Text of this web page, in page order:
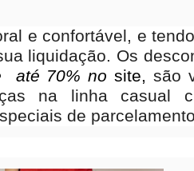
e confortável, e
liquidação. Os
até 70% nosite, são
na linha casual
de